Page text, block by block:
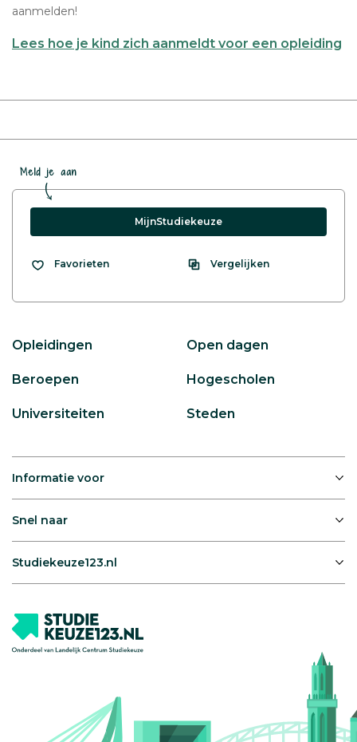
aanmelden!
Lees hoe je kind zich aanmeldt voor een opleiding
Meld je aan
MijnStudiekeuze
Favorieten Vergelijken
Opleidingen Open dagen
Beroepen Hogescholen
Universiteiten Steden
Informatie voor
Snel naar
Studiekeuze123.nl